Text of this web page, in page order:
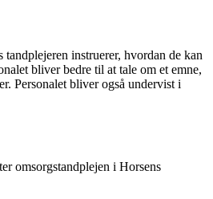
instruerer, hvordan de kan
bliver bedre til at tale om et emne,
Personalet bliver også undervist i
omsorgstandplejen i Horsens